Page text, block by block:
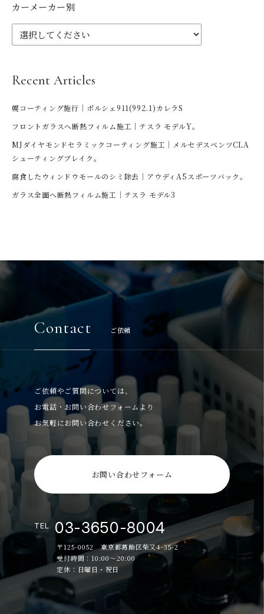
カーメーカー別
Recent Articles
幌コーティング施行｜ポルシェ911(992.1)カレラS
フロントガラスへ断熱フィルム施工｜テスラ モデルY。
MJダイヤモンドセラミックコーティング施工｜メルセデスベンツCLA
シューティングブレイク。
腐食したウィンドウモールのシミ除去｜アウディA5スポーツバック。
ガラス全面へ断熱フィルム施工｜テスラ モデル3
Contact ご依頼
ご依頼やご質問については、
お電話・お問い合わせフォームより
お気軽にお問い合わせください。
お問い合わせフォーム
TEL 03-3650-8004
〒125-0052 東京都葛飾区柴又4-35-2
受付時間：10:00～20:00
定休：日曜日・祝日